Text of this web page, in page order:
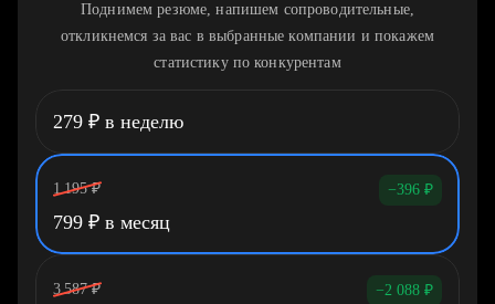
Поднимем резюме, напишем сопроводительные,
откликнемся за вас в выбранные компании и покажем
статистику по конкурентам
279 ₽ в неделю
1 195 ₽ −396 ₽
799 ₽ в месяц
3 587 ₽ −2 088 ₽